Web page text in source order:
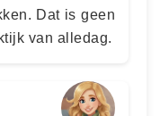
Dat is geen
van alledag.